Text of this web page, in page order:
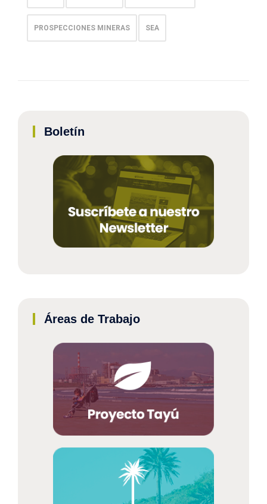
PROSPECCIONES MINERAS SEA
Boletín
Áreas de Trabajo